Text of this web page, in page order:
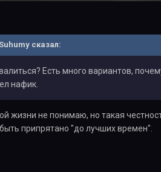
сказал:
Есть много вариантов,
нафик.
жизни не понимаю, но такая
припрятано "до лучших времен".